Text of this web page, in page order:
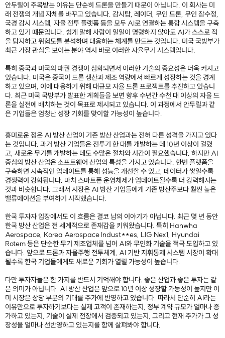
안두릴이 주목받는 이유는 단순히 드론을 만들기 때문이 아닙니다. 이 회사는 미
래 전쟁의 개념 자체를 바꾸고 있습니다. 감시탑, 레이더, 무인 드론, 무인 잠수정,
국경 감시 시스템, 자율 전투 플랫폼 등을 모두 AI로 연결하는 통합 시스템을 구축
하고 있기 때문입니다. 쉽게 말해 사람이 일일이 명령하지 않아도 AI가 스스로 적
을 탐지하고 위험도를 분석하며 대응하는 체계를 만드는 것입니다. 미국 국방부가
최근 가장 관심을 보이는 분야 역시 바로 이러한 자율무기 시스템입니다.
특히 중국과 미국의 패권 경쟁이 심화되면서 이러한 기술의 중요성은 더욱 커지고
있습니다. 미국은 중국이 드론 생산과 제조 역량에서 빠르게 성장하는 것을 경계
하고 있으며, 이에 대응하기 위해 대규모 자율 드론 프로젝트를 추진하고 있습니
다. 최근 미국 국방부가 발표한 계획들을 보면 향후 수년간 수천 대 이상의 자율 드
론을 실전에 배치하는 것이 목표로 제시되고 있습니다. 이 과정에서 안두릴과 같
은 기업들은 엄청난 성장 기회를 맞이할 가능성이 높습니다.
흥미로운 점은 AI 방산 산업이 기존 방산 산업과는 전혀 다른 성격을 가지고 있다
는 것입니다. 과거 방산 기업들은 전투기 한 대를 개발하는 데 10년 이상이 걸렸
고, 새로운 무기를 개발하는 데도 수많은 절차와 시간이 필요했습니다. 하지만 AI
중심의 방산 산업은 소프트웨어 산업의 특성을 가지고 있습니다. 한번 플랫폼을
구축하면 지속적인 업데이트를 통해 성능을 개선할 수 있고, 데이터가 쌓일수록
경쟁력이 강화됩니다. 마치 스마트폰 운영체제가 업데이트될수록 더 강력해지는
것과 비슷합니다. 그래서 시장은 AI 방산 기업들에게 기존 방산주보다 훨씬 높은
밸류에이션을 부여하기 시작했습니다.
한국 투자자 입장에서도 이 흐름은 결코 남의 이야기가 아닙니다. 최근 몇 년 동안
한국 방산 산업은 전 세계적으로 존재감을 키워왔습니다. 특히 Hanwha
Aerospace, Korea Aerospace Indust**es, LIG Nex1, Hyundai
Rotem 등은 단순한 무기 제조업체를 넘어 AI와 무인화 기술을 적극 도입하고 있
습니다. 앞으로 드론과 자율주행 전투체계, AI 기반 지휘통제 시스템 시장이 확대
될수록 한국 기업들에게도 새로운 기회가 열릴 가능성이 높습니다.
다만 투자자들은 한 가지를 반드시 기억해야 합니다. 좋은 산업과 좋은 투자는 같
은 의미가 아닙니다. AI 방산 산업은 앞으로 10년 이상 성장할 가능성이 높지만 이
미 시장은 상당 부분의 기대를 주가에 반영하고 있습니다. 따라서 단순히 AI라는
이유만으로 투자하기보다는 실제 고객이 존재하는지, 정부 계약 규모가 얼마나 증
가하고 있는지, 기술이 실제 전장에서 검증되고 있는지, 그리고 현재 주가가 그 성
장성을 얼마나 선반영하고 있는지를 함께 살펴봐야 합니다.